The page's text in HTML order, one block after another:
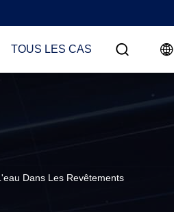
TOUS LES CAS
Dans Les Revêtements